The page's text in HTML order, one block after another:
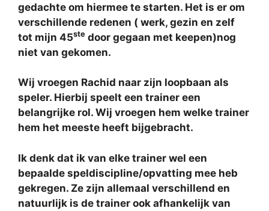
gedachte om hiermee te starten. Het is er om
verschillende redenen ( werk, gezin en zelf
tot mijn 45ste door gegaan met keepen)nog
niet van gekomen.
Wij vroegen Rachid naar zijn loopbaan als
speler. Hierbij speelt een trainer een
belangrijke rol. Wij vroegen hem welke trainer
hem het meeste heeft bijgebracht.
Ik denk dat ik van elke trainer wel een
bepaalde speldiscipline/opvatting mee heb
gekregen. Ze zijn allemaal verschillend en
natuurlijk is de trainer ook afhankelijk van